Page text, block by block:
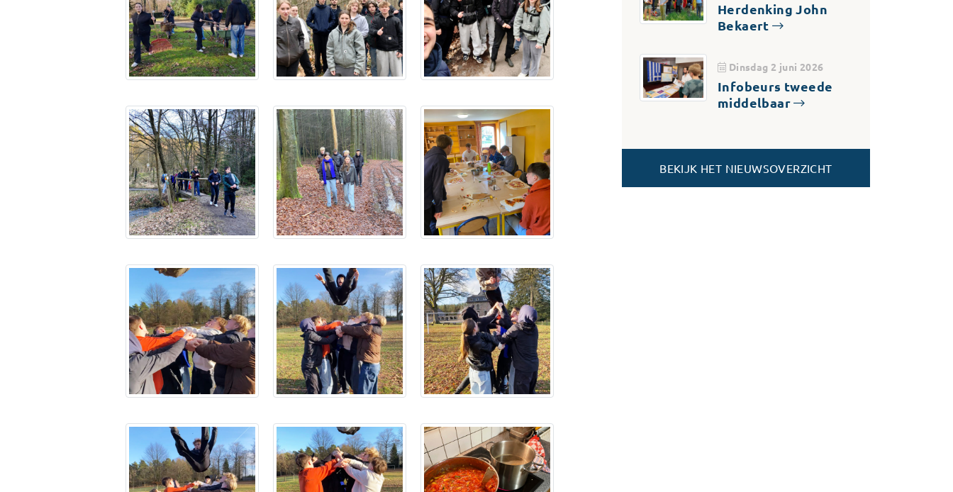
Herdenking John
Bekaert
Dinsdag 2 juni 2026
Infobeurs tweede
middelbaar
BEKIJK HET NIEUWSOVERZICHT